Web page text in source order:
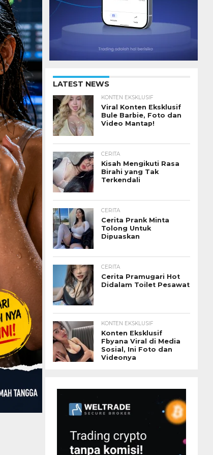
LATEST NEWS
KONTEN EKSKLUSIF
Viral Konten Eksklusif
Bule Barbie, Foto dan
Video Mantap!
CERITA
Kisah Mengikuti Rasa
Birahi yang Tak
Terkendali
CERITA
Cerita Prank Minta
Tolong Untuk
Dipuaskan
CERITA
Cerita Pramugari Hot
Didalam Toilet Pesawat
KONTEN EKSKLUSIF
Konten Eksklusif
Fbyana Viral di Media
Sosial, Ini Foto dan
Videonya